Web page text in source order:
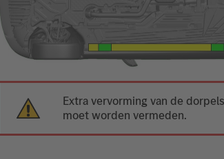
Extra vervorming van de
moet worden vermeden.